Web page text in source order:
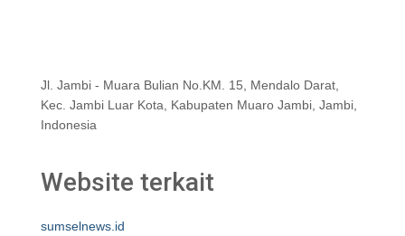
Jl. Jambi - Muara Bulian No.KM. 15, Mendalo Darat,
Kec. Jambi Luar Kota, Kabupaten Muaro Jambi, Jambi,
Indonesia
Website terkait
sumselnews.id